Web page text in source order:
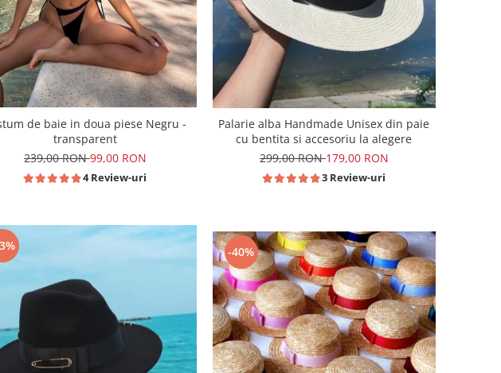
de baie in doua piese Negru -
transparent
239,00 RON99,00 RON
4 Review-uri
Palarie alba Handmade Unisex din paie
cu bentita si accesoriu la alegere
299,00 RON179,00 RON
3 Review-uri
-40%